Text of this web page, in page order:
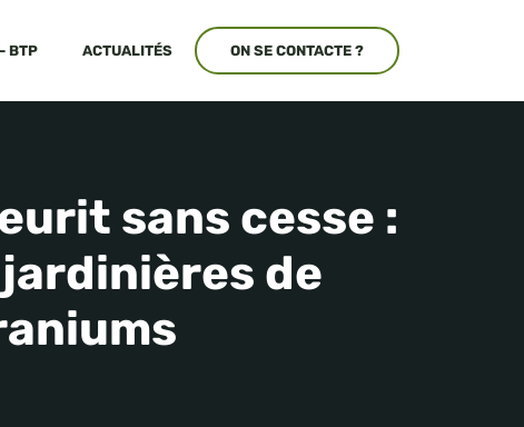
BTP ACTUALITÉS ON SE CONTACTE ?
sans cesse :
de